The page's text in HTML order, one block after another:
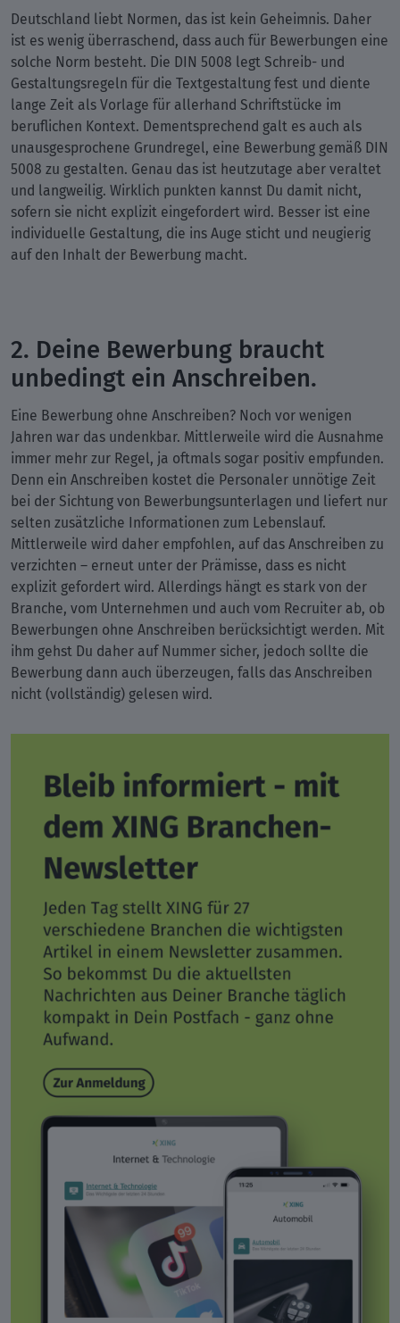
Deutschland liebt Normen, das ist kein Geheimnis. Daher
ist es wenig überraschend, dass auch für Bewerbungen eine
solche Norm besteht. Die DIN 5008 legt Schreib- und
Gestaltungsregeln für die Textgestaltung fest und diente
lange Zeit als Vorlage für allerhand Schriftstücke im
beruflichen Kontext. Dementsprechend galt es auch als
unausgesprochene Grundregel, eine Bewerbung gemäß DIN
5008 zu gestalten. Genau das ist heutzutage aber veraltet
und langweilig. Wirklich punkten kannst Du damit nicht,
sofern sie nicht explizit eingefordert wird. Besser ist eine
individuelle Gestaltung, die ins Auge sticht und neugierig
auf den Inhalt der Bewerbung macht.
2. Deine Bewerbung braucht
unbedingt ein Anschreiben.
Eine Bewerbung ohne Anschreiben? Noch vor wenigen
Jahren war das undenkbar. Mittlerweile wird die Ausnahme
immer mehr zur Regel, ja oftmals sogar positiv empfunden.
Denn ein Anschreiben kostet die Personaler unnötige Zeit
bei der Sichtung von Bewerbungsunterlagen und liefert nur
selten zusätzliche Informationen zum Lebenslauf.
Mittlerweile wird daher empfohlen, auf das Anschreiben zu
verzichten – erneut unter der Prämisse, dass es nicht
explizit gefordert wird. Allerdings hängt es stark von der
Branche, vom Unternehmen und auch vom Recruiter ab, ob
Bewerbungen ohne Anschreiben berücksichtigt werden. Mit
ihm gehst Du daher auf Nummer sicher, jedoch sollte die
Bewerbung dann auch überzeugen, falls das Anschreiben
nicht (vollständig) gelesen wird.